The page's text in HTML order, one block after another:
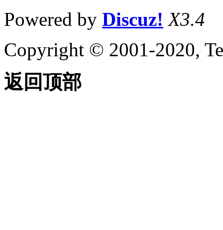
Powered by Discuz! X3.4
Copyright © 2001-2020,
返回顶部